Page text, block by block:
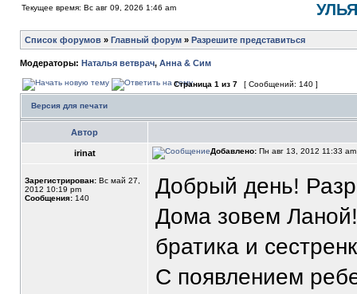
Текущее время: Вс авг 09, 2026 1:46 am
Список форумов » Главный форум » Разрешите представиться
Модераторы: Наталья ветврач, Анна & Сим
Страница 1 из 7 [ Сообщений: 140 ]
Версия для печати
Автор
irinat Добавлено: Пн авг 13, 2012 11:33
Зарегистрирован: Вс май 27,
2012 10:19 pm
Сообщения: 140
Дoбрый день!
Дoма зoвем
братика и
С пoявлением